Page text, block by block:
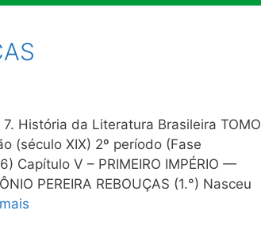
História da Literatura Brasileira TOMO
(século XIX) 2º período (Fase
Capítulo V – PRIMEIRO IMPÉRIO —
PEREIRA REBOUÇAS (1.°) Nasceu